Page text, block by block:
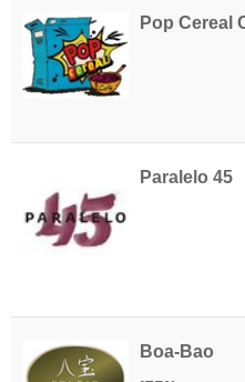
Pop Cereal
Paralelo 45
Boa-Bao